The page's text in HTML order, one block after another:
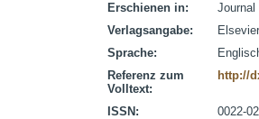
Erschienen in:
Journal
Verlagsangabe:
Elsevier
Sprache:
Referenz zum
Volltext:
http://
ISSN:
0022-